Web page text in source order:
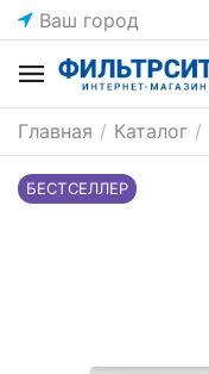
Ваш город
Главная / Каталог /
БЕСТСЕЛЛЕР